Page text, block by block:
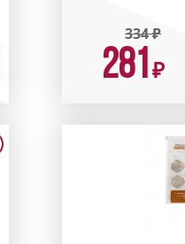
334₽
281 ₽